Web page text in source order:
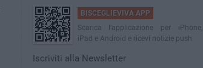
BISCEGLIEVIVA APP
Scarica l'applicazione per iPhone,
iPad e Android e ricevi notizie push
Iscriviti alla Newsletter